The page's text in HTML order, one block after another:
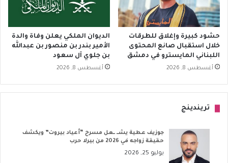
حشود كبيرة وإغلاق للطرقات
خلال استقبال صانع المحتوى
اللبناني المايسترو في دمشق
أغسطس 8, 2026
الديوان الملكي يعلن وفاة والدة
الأمير بندر بن منصور بن عبدالله
بن جلوي آل سعود
أغسطس 8, 2026
تريندينج
جوزيف عطية يشــ ــعل مسرح “أعياد بيروت” ويكشف
حقيقة زواجه في 2026 من بيرلا حرب
يوليو 25, 2026